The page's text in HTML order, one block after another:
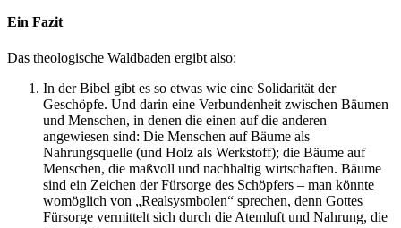
Ein Fazit
Das theologische Waldbaden ergibt also:
In der Bibel gibt es so etwas wie eine Solidarität der
Geschöpfe. Und darin eine Verbundenheit zwischen Bäumen
und Menschen, in denen die einen auf die anderen
angewiesen sind: Die Menschen auf Bäume als
Nahrungsquelle (und Holz als Werkstoff); die Bäume auf
Menschen, die maßvoll und nachhaltig wirtschaften. Bäume
sind ein Zeichen der Fürsorge des Schöpfers – man könnte
womöglich von „Realsysmbolen“ sprechen, denn Gottes
Fürsorge vermittelt sich durch die Atemluft und Nahrung, die